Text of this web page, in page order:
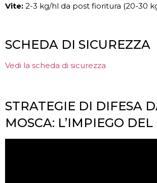
Vite: 2-3 kg/hl da post fioritura (20-30
SCHEDA DI SICUREZZA
Vedi la scheda di sicurezza
STRATEGIE DI DIFESA
MOSCA: L’IMPIEGO